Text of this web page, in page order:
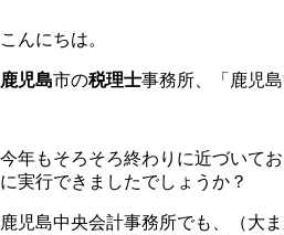
こんにちは。
鹿児島市の税理士事務所、「鹿児
今年もそろそろ終わりに近づいて
に実行できましたでしょうか？
鹿児島中央会計事務所でも、（大